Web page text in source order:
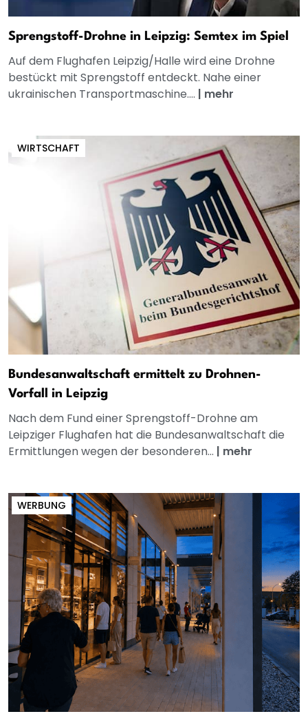
Sprengstoff-Drohne in Leipzig: Semtex im Spiel
Auf dem Flughafen Leipzig/Halle wird eine Drohne
bestückt mit Sprengstoff entdeckt. Nahe einer
ukrainischen Transportmaschine.... | mehr
WIRTSCHAFT
Bundesanwaltschaft ermittelt zu Drohnen-
Vorfall in Leipzig
Nach dem Fund einer Sprengstoff-Drohne am
Leipziger Flughafen hat die Bundesanwaltschaft die
Ermittlungen wegen der besonderen... | mehr
WERBUNG